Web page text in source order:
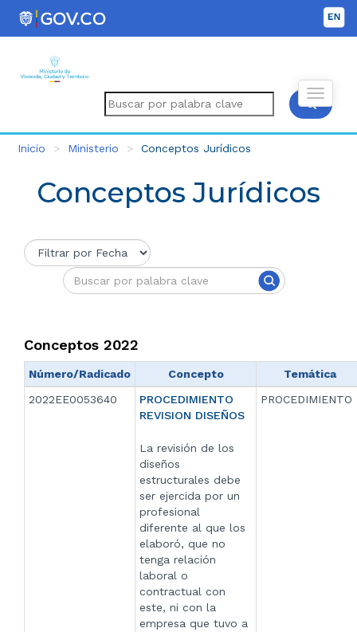
Inicio Ministerio Conceptos Jurídicos
Conceptos Jurídicos
Conceptos 2022
Número/Radicado Concepto
Temática
2022EE0053640
PROCEDIMIENTO
REVISION DISEÑOS
La revisión de los
diseños
estructurales debe
ser ejercida por un
profesional
diferente al que los
elaboró, que no
tenga relación
laboral o
contractual con
este, ni con la
empresa que tuvo a
PROCEDIMIENTO